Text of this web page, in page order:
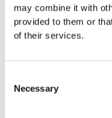
may combine it with
provided to them or
of their services.
Selection
Necessary
Lägg till i
Artikelnr:S4212